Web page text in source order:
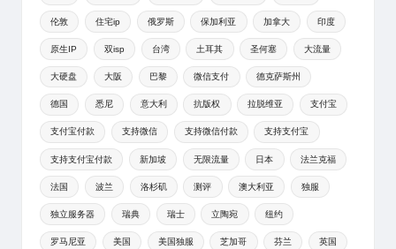
伦敦 住宅ip 俄罗斯 保加利亚 加拿大 印度
原生IP 双isp 台湾 土耳其 圣何塞 大流量
大硬盘 大阪 巴黎 微信支付 德克萨斯州
德国 悉尼 意大利 抗版权 拉脱维亚 支付宝
支付宝付款 支持微信 支持微信付款 支持支付宝
支持支付宝付款 新加坡 无限流量 日本 法兰克福
法国 波兰 洛杉矶 测评 澳大利亚 独服
独立服务器 瑞典 瑞士 立陶宛 纽约
罗马尼亚 美国 美国独服 芝加哥 芬兰 英国